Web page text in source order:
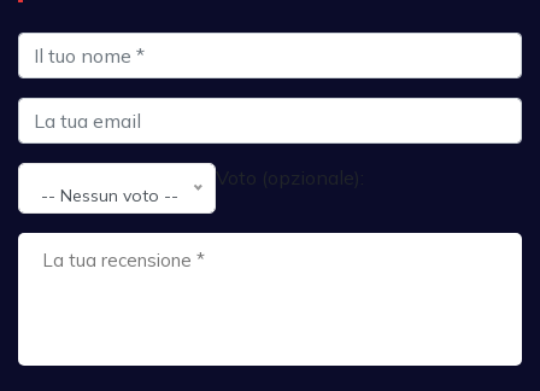
Voto (opzionale):
-- Nessun voto --